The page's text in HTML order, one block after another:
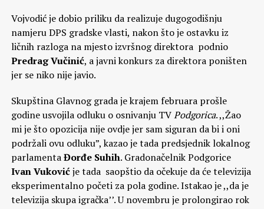
Vojvodić je dobio priliku da realizuje dugogodišnju
namjeru DPS gradske vlasti, nakon što je ostavku iz
ličnih razloga na mjesto izvršnog direktora podnio
Predrag Vučinić, a javni konkurs za direktora poništen
jer se niko nije javio.
Skupština Glavnog grada je krajem februara prošle
godine usvojila odluku o osnivanju TVPodgorica. ,,Žao
mi je što opozicija nije ovdje jer sam siguran da bi i oni
podržali ovu odluku”, kazao je tada predsjednik lokalnog
parlamentaĐorđe Suhih. Gradonačelnik Podgorice
Ivan Vukovićje tada saopštio da očekuje da će televizija
eksperimentalno početi za pola godine. Istakao je ,,da je
televizija skupa igračka’’. U novembru je prolongirao rok